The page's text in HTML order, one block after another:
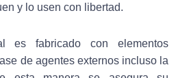
y lo usen con libertad.
es fabricado con elementos
de agentes externos incluso la